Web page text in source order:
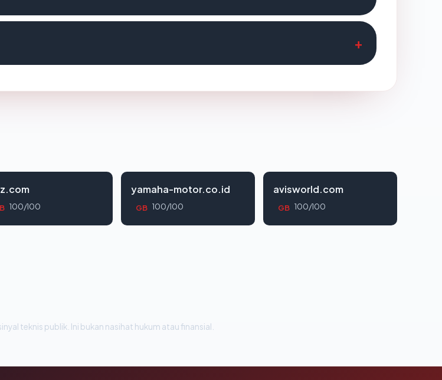
100/100
yamaha-motor.co.id
GB 100/100
avisworld.com
GB 100/100
teknis publik. Ini bukan nasihat hukum atau finansial.